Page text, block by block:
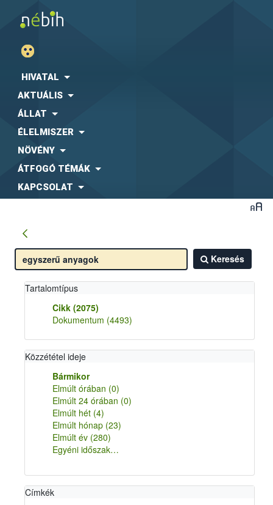
HIVATAL
AKTUÁLIS
ÁLLAT
ÉLELMISZER
NÖVÉNY
ÁTFOGÓ TÉMÁK
KAPCSOLAT
Keresés
Tartalomtípus
Cikk (2075)
Dokumentum (4493)
Közzététel ideje
Bármikor
Elmúlt órában (0)
Elmúlt 24 órában (0)
Elmúlt hét (4)
Elmúlt hónap (23)
Elmúlt év (280)
Egyéni időszak…
Címkék